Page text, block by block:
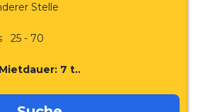
Stelle
25 - 70
Mietdauer: 7 t..